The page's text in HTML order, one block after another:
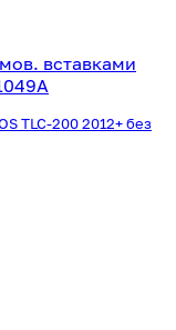
TLC-200 2012+ без